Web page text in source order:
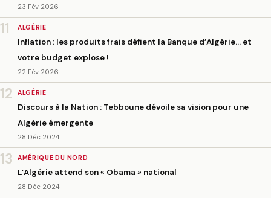
23 Fév 2026
11 ALGÉRIE
Inflation : les produits frais défient la Banque d’Algérie… et
votre budget explose !
22 Fév 2026
12 ALGÉRIE
Discours à la Nation : Tebboune dévoile sa vision pour une
Algérie émergente
28 Déc 2024
13 AMÉRIQUE DU NORD
L’Algérie attend son « Obama » national
28 Déc 2024